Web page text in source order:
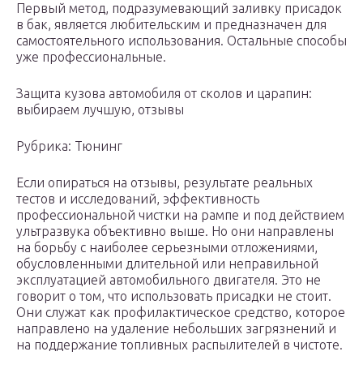
Первый метод, подразумевающий заливку присадок
в бак, является любительским и предназначен для
самостоятельного использования. Остальные способы
уже профессиональные.
Защита кузова автомобиля от сколов и царапин:
выбираем лучшую, отзывы
Рубрика: Тюнинг
Если опираться на отзывы, результате реальных
тестов и исследований, эффективность
профессиональной чистки на рампе и под действием
ультразвука объективно выше. Но они направлены
на борьбу с наиболее серьезными отложениями,
обусловленными длительной или неправильной
эксплуатацией автомобильного двигателя. Это не
говорит о том, что использовать присадки не стоит.
Они служат как профилактическое средство, которое
направлено на удаление небольших загрязнений и
на поддержание топливных распылителей в чистоте.